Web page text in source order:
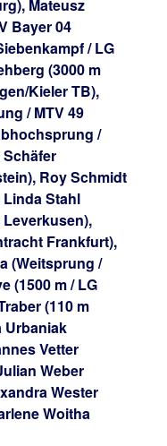
Mateusz
Bayer 04
/ LG
(3000 m
Kieler TB),
/ MTV 49
/
Roy Schmidt
Linda Stahl
Leverkusen),
Frankfurt),
(Weitsprung /
(1500 m / LG
(110 m
Urbaniak
Vetter
Weber
Wester
Woitha